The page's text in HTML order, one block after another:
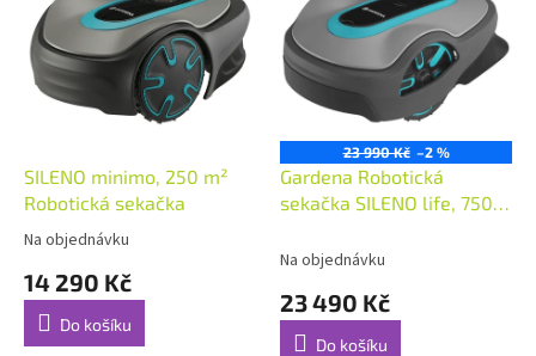
SILENO minimo, 250 m²
Robotická sekačka
Průměrné
produktu
5,0
Na objednávku
14 290 Kč
Do košíku
23 990 Kč –2 %
Gardena Robotická
sekačka SILENO life, 750
Na objednávku
23 490 Kč
Do košíku